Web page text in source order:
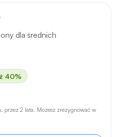
dla średnich
40%
przez 2 lata. Możesz zrezygnować w